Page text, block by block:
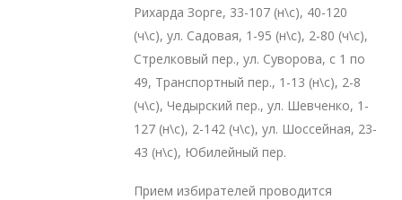
Рихарда Зорге, 33-107 (н\с), 40-120
(ч\с), ул. Садовая, 1-95 (н\с), 2-80 (ч\с),
Стрелковый пер., ул. Суворова, с 1 по
49, Транспортный пер., 1-13 (н\с), 2-8
(ч\с), Чедырский пер., ул. Шевченко, 1-
127 (н\с), 2-142 (ч\с), ул. Шоссейная, 23-
43 (н\с), Юбилейный пер.
Прием избирателей проводится